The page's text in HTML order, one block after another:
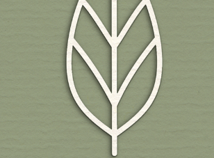
oxydatif. Les gélules végétales, conditionnées
de l’environnement, garantissent une
optimale.